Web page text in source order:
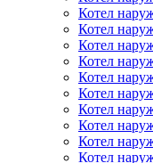
Котел
Котел
Котел
Котел
Котел
Котел
Котел
Котел
Котел
Котел